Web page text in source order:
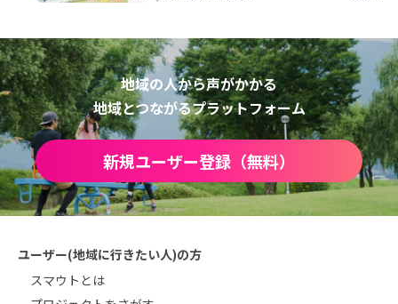
地域の人から声がかかる
地域とつながるプラットフォーム
新規ユーザー登録（無料）
ユーザー(地域に行きたい人)の方
スマウトとは